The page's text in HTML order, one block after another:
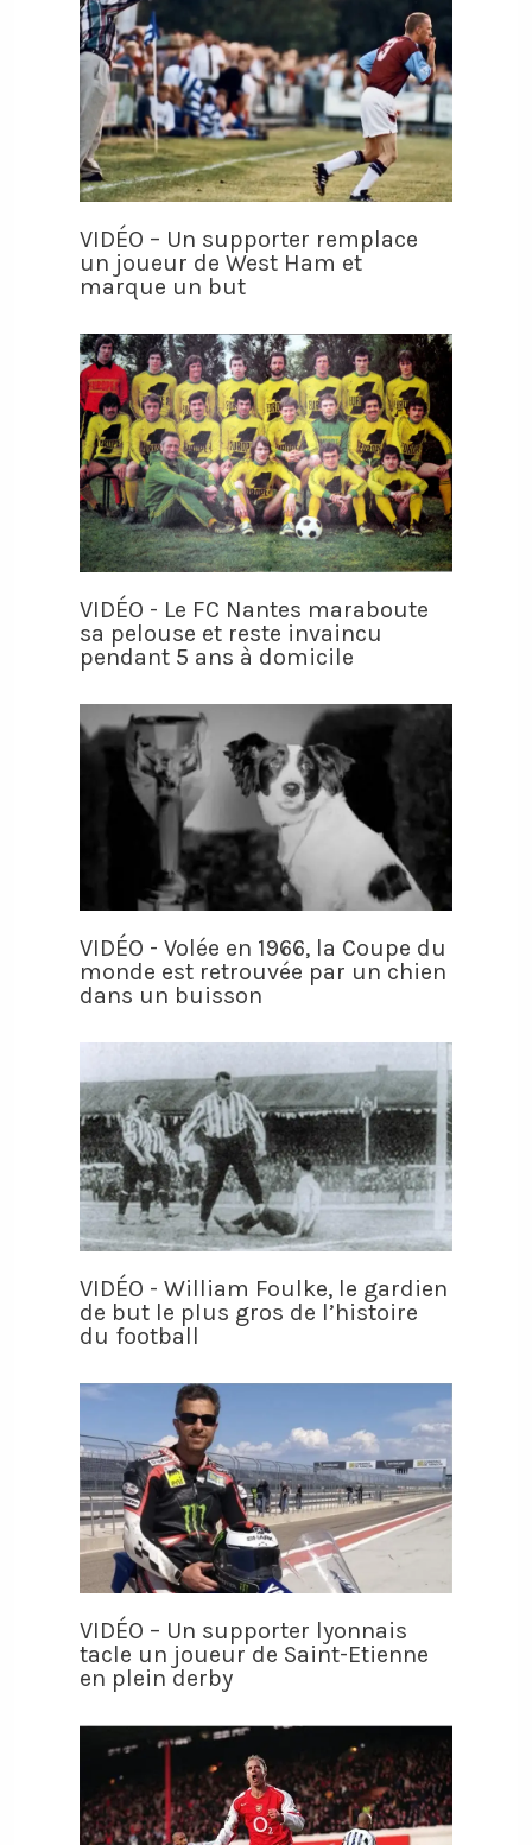
VIDÉO – Un supporter remplace
un joueur de West Ham et
marque un but
VIDÉO - Le FC Nantes maraboute
sa pelouse et reste invaincu
pendant 5 ans à domicile
VIDÉO - Volée en 1966, la Coupe du
monde est retrouvée par un chien
dans un buisson
VIDÉO - William Foulke, le gardien
de but le plus gros de l’histoire
du football
VIDÉO – Un supporter lyonnais
tacle un joueur de Saint-Etienne
en plein derby